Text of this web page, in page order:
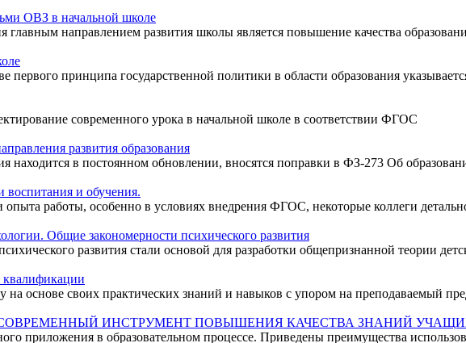
ОВЗ в начальной школе
главным направлением развития школы является повышение качества
первого принципа государственной политики в области образования
современного урока в начальной школе в соответствии ФГОС
развития образования
находится в постоянном обновлении, вносятся поправки в ФЗ-273 Об
воспитания и обучения.
опыта работы, особенно в условиях внедрения ФГОС, некоторые коллеги
Общие закономерности психического развития
развития стали основой для разработки общепризнанной теории
квалификации
на основе своих практических знаний и навыков с упором на преподаваемый
ИНСТРУМЕНТ ПОВЫШЕНИЯ КАЧЕСТВА ЗНАНИЙ
приложения в образовательном процессе. Приведены преимущества